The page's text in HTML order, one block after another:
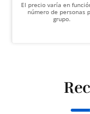
El precio varía en
número de personas
grupo.